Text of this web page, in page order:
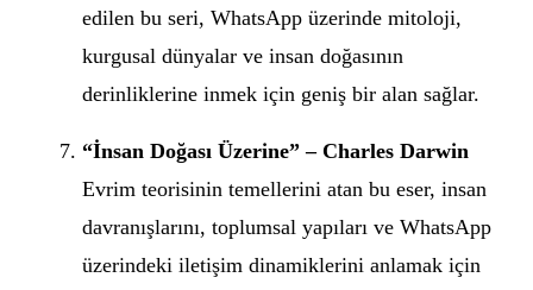
edilen bu seri, WhatsApp üzerinde mitoloji,
kurgusal dünyalar ve insan doğasının
derinliklerine inmek için geniş bir alan sağlar.
“İnsan Doğası Üzerine” – Charles Darwin
Evrim teorisinin temellerini atan bu eser, insan
davranışlarını, toplumsal yapıları ve WhatsApp
üzerindeki iletişim dinamiklerini anlamak için